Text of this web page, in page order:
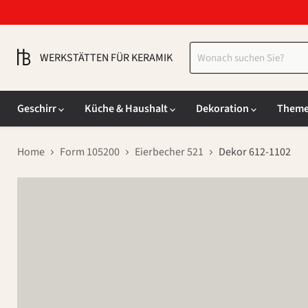
WERKSTÄTTEN FÜR KERAMIK
Geschirr
Küche & Haushalt Dekoration
Home Form 105200 Eierbecher 521 Dekor 612-1102